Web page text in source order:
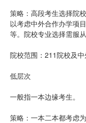
策略：高段考生选择院
以考虑中外合作办学项
等。院校专业选择需服从
院校范围：211院校及
低层次
一般指一本边缘考生。
策略：一本二本都考虑